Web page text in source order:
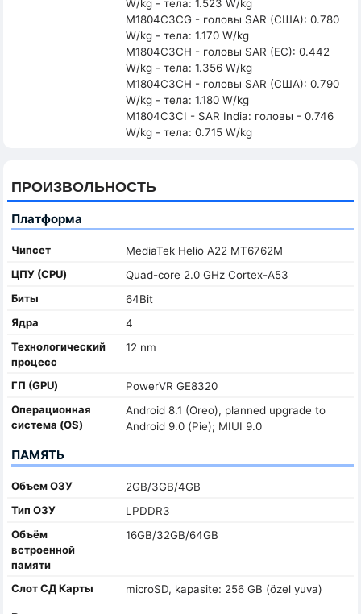
W/kg - тела: 1.523 W/kg
M1804C3CG - головы SAR (США): 0.780
W/kg - тела: 1.170 W/kg
M1804C3CH - головы SAR (ЕС): 0.442
W/kg - тела: 1.356 W/kg
M1804C3CH - головы SAR (США): 0.790
W/kg - тела: 1.180 W/kg
M1804C3CI - SAR India: головы - 0.746
W/kg - тела: 0.715 W/kg
ПРОИЗВОЛЬНОСТЬ
Платформа
Чипсет
MediaTek Helio A22 MT6762M
ЦПУ (CPU)
Quad-core 2.0 GHz Cortex-A53
Биты
64Bit
Ядра
4
Технологический
процесс
12 nm
ГП (GPU)
PowerVR GE8320
Oперационная
система (OS)
Android 8.1 (Oreo), planned upgrade to
Android 9.0 (Pie); MIUI 9.0
ПАМЯТЬ
Объем ОЗУ
2GB/3GB/4GB
Тип ОЗУ
LPDDR3
Объём
встроенной
памяти
16GB/32GB/64GB
Слот СД Карты microSD, kapasite: 256 GB (özel yuva)